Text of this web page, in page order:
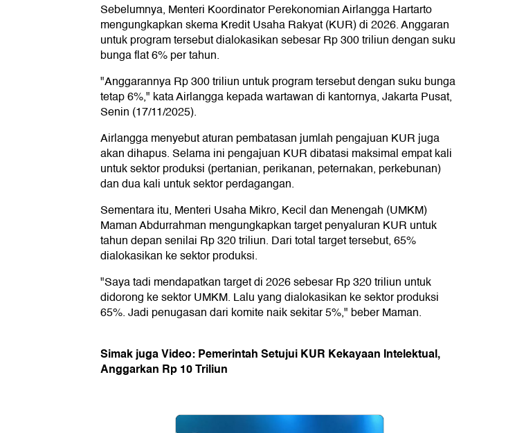
Sebelumnya, Menteri Koordinator Perekonomian Airlangga Hartarto
mengungkapkan skema Kredit Usaha Rakyat (KUR) di 2026. Anggaran
untuk program tersebut dialokasikan sebesar Rp 300 triliun dengan suku
bunga flat 6% per tahun.
"Anggarannya Rp 300 triliun untuk program tersebut dengan suku bunga
tetap 6%," kata Airlangga kepada wartawan di kantornya, Jakarta Pusat,
Senin (17/11/2025).
Airlangga menyebut aturan pembatasan jumlah pengajuan KUR juga
akan dihapus. Selama ini pengajuan KUR dibatasi maksimal empat kali
untuk sektor produksi (pertanian, perikanan, peternakan, perkebunan)
dan dua kali untuk sektor perdagangan.
Sementara itu, Menteri Usaha Mikro, Kecil dan Menengah (UMKM)
Maman Abdurrahman mengungkapkan target penyaluran KUR untuk
tahun depan senilai Rp 320 triliun. Dari total target tersebut, 65%
dialokasikan ke sektor produksi.
"Saya tadi mendapatkan target di 2026 sebesar Rp 320 triliun untuk
didorong ke sektor UMKM. Lalu yang dialokasikan ke sektor produksi
65%. Jadi penugasan dari komite naik sekitar 5%," beber Maman.
Simak juga Video: Pemerintah Setujui KUR Kekayaan Intelektual,
Anggarkan Rp 10 Triliun